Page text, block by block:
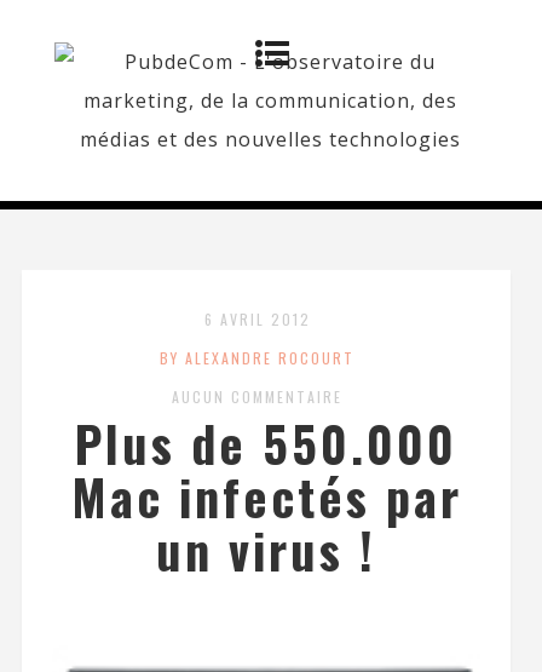
6 AVRIL 2012
BY ALEXANDRE ROCOURT
AUCUN COMMENTAIRE
Plus de 550.000
Mac infectés par
un virus !